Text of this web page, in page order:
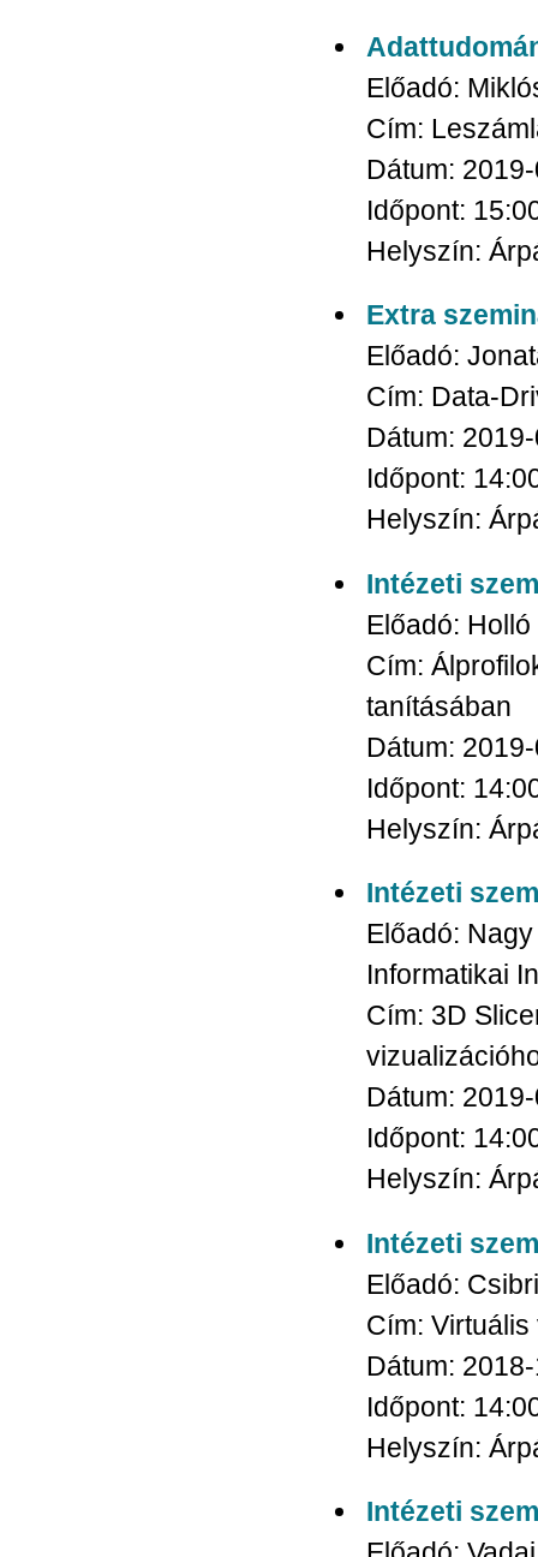
Előadó:
Cím:
Dátum:
Időpont:
Helyszín:
Extra
Előadó:
Cím: Data-
Dátum:
Időpont:
Helyszín:
Intézeti
Előadó:
Cím:
tanításában
Dátum:
Időpont:
Helyszín:
Intézeti
Előadó:
Informatikai
Cím: 3D
Dátum:
Időpont:
Helyszín:
Intézeti
Előadó:
Cím: Virtuális
Dátum:
Időpont:
Helyszín:
Intézeti